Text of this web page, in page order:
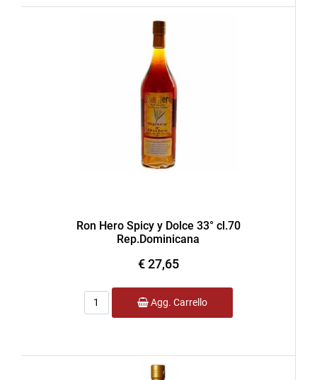
Ron Hero Spicy y Dolce 33° cl.70
Rep.Dominicana
€ 27,65
Quantità
Agg. Carrello